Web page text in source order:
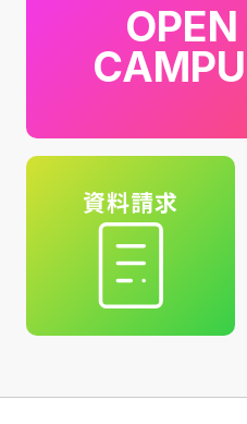
OPEN
資料請求